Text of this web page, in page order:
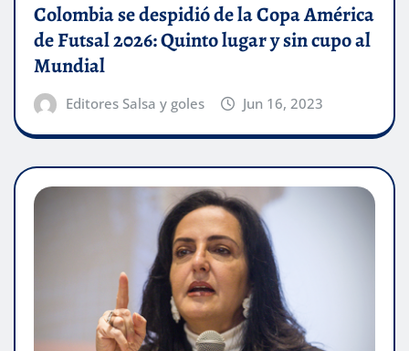
Colombia se despidió de la Copa América
de Futsal 2026: Quinto lugar y sin cupo al
Mundial
Editores Salsa y goles Jun 16, 2023